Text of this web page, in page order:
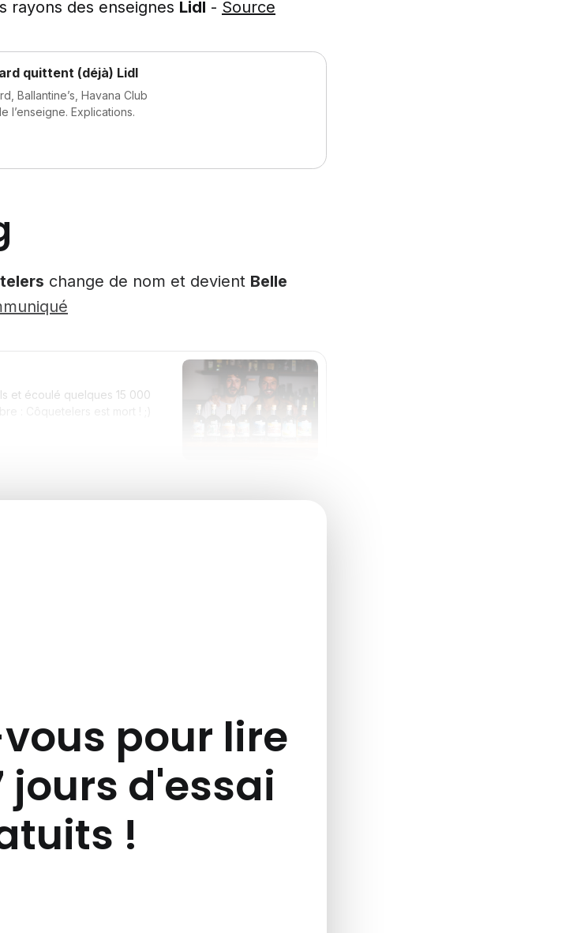
rayons des enseignes Lidl - Source
quittent (déjà) Lidl
Ballantine’s, Havana Club
l’enseigne. Explications.
change de nom et devient Belle
et écoulé quelques 15 000
pour lire
jours d'essai
!